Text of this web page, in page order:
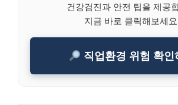
건강검진과 안전 팁을 제공
지금 바로 클릭해보세
직업환경 위험 확인